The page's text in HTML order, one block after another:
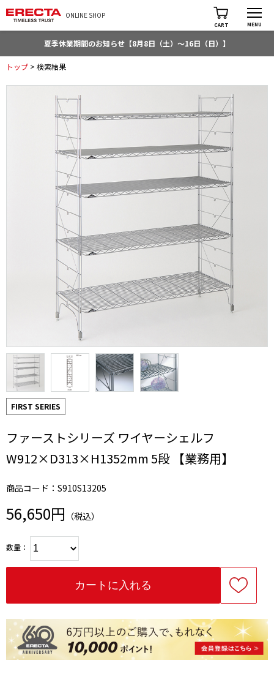
ONLINE SHOP
CART MENU
夏季休業期間のお知らせ【8月8日（土）～16日（日）】
トップ > 検索結果
FIRST SERIES
ファーストシリーズ ワイヤーシェルフ
W912×D313×H1352mm 5段 【業務用】
商品コード：S910S13205
56,650円 （税込）
数量：